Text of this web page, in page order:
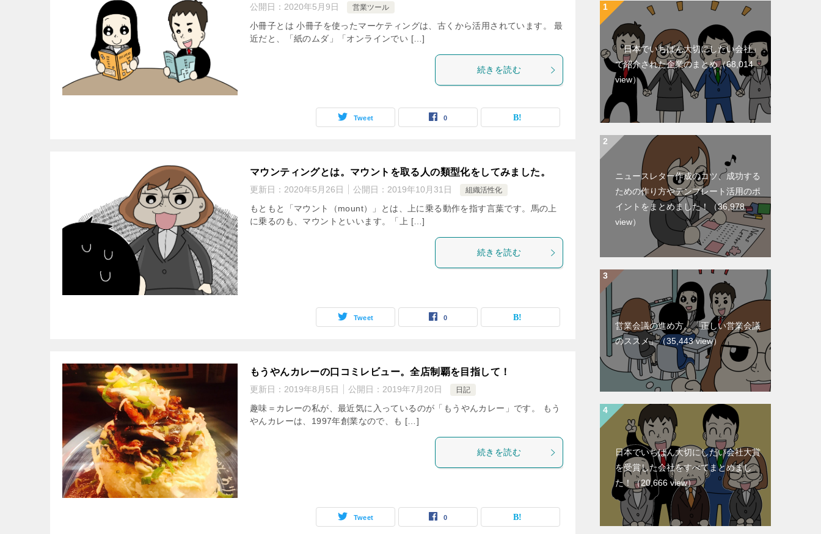
公開日： 2020年5月9日 営業ツール
小冊子とは 小冊子を使ったマーケティングは、古くから活用されています。 最
近だと、「紙のムダ」「オンラインでい […]
続きを読む
Tweet 0
マウンティングとは。マウントを取る人の類型化をしてみました。
更新日： 2020年5月26日 公開日： 2019年10月31日 組織活性化
もともと「マウント（mount）」とは、上に乗る動作を指す言葉です。馬の上
に乗るのも、マウントといいます。「上 […]
続きを読む
Tweet 0
もうやんカレーの口コミレビュー。全店制覇を目指して！
更新日： 2019年8月5日 公開日： 2019年7月20日 日記
趣味＝カレーの私が、最近気に入っているのが「もうやんカレー」です。 もう
やんカレーは、1997年創業なので、も […]
続きを読む
Tweet 0
「日本でいちばん大切にしたい会社」
で紹介された企業のまとめ（68,014
view）
ニュースレター作成のコツ、成功する
ための作り方やテンプレート活用のポ
イントをまとめました！
（36,978
view）
営業会議の進め方。「正しい営業会議
のススメ」（35,443 view）
日本でいちばん大切にしたい会社大賞
を受賞した会社をすべてまとめまし
た！ （20,666 view）